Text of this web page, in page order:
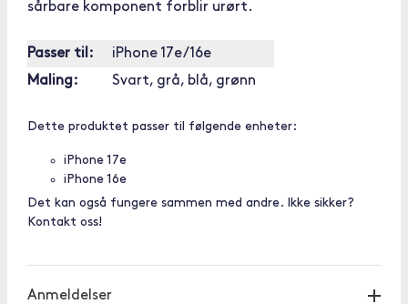
sårbare komponent forblir urørt.
Passer til:
iPhone 17e/16e
Maling:
Svart, grå, blå, grønn
Dette produktet passer til følgende enheter:
iPhone 17e
iPhone 16e
Det kan også fungere sammen med andre. Ikke sikker?
Kontakt oss!
Anmeldelser